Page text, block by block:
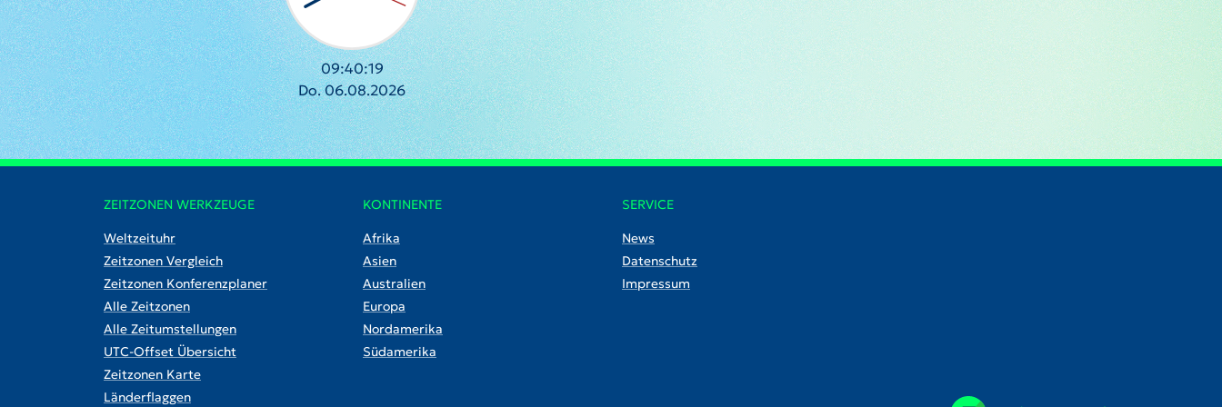
09:40:20
Do. 06.08.2026
ZEITZONEN WERKZEUGE
Weltzeituhr
Zeitzonen Vergleich
Zeitzonen Konferenzplaner
Alle Zeitzonen
Alle Zeitumstellungen
UTC-Offset Übersicht
Zeitzonen Karte
Länderflaggen
KONTINENTE
Afrika
Asien
Australien
Europa
Nordamerika
Südamerika
SERVICE
News
Datenschutz
Impressum